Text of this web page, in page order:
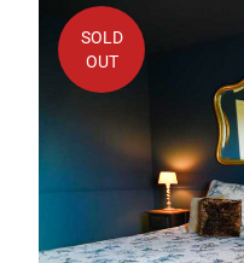
SOLD
OUT